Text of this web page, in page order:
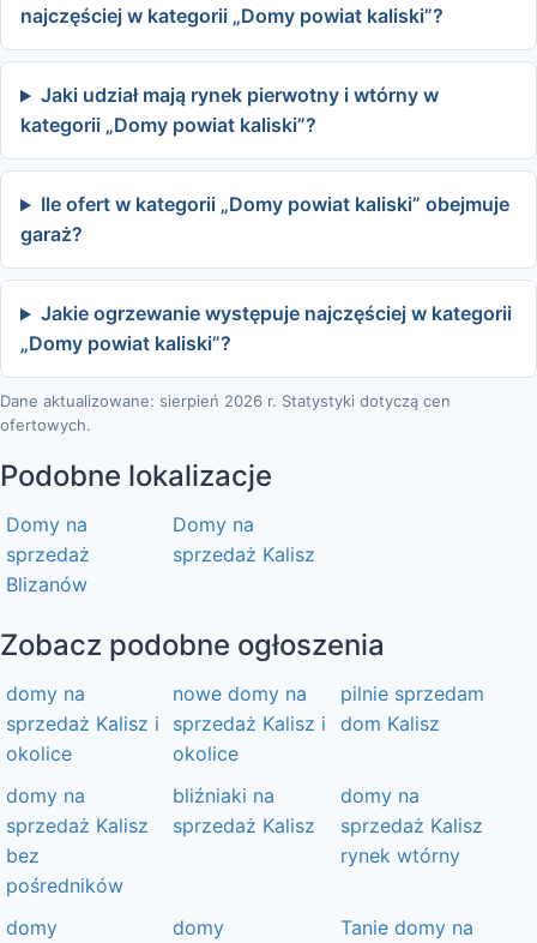
najczęściej w kategorii „Domy powiat kaliski”?
Jaki udział mają rynek pierwotny i wtórny w
kategorii „Domy powiat kaliski”?
Ile ofert w kategorii „Domy powiat kaliski” obejmuje
garaż?
Jakie ogrzewanie występuje najczęściej w kategorii
„Domy powiat kaliski”?
Dane aktualizowane: sierpień 2026 r. Statystyki dotyczą cen
ofertowych.
Podobne lokalizacje
Domy na
sprzedaż
Blizanów
Domy na
sprzedaż Kalisz
Zobacz podobne ogłoszenia
domy na
sprzedaż Kalisz i
okolice
nowe domy na
sprzedaż Kalisz i
okolice
pilnie sprzedam
dom Kalisz
domy na
sprzedaż Kalisz
bez
pośredników
bliźniaki na
sprzedaż Kalisz
domy na
sprzedaż Kalisz
rynek wtórny
domy
domy
Tanie domy na